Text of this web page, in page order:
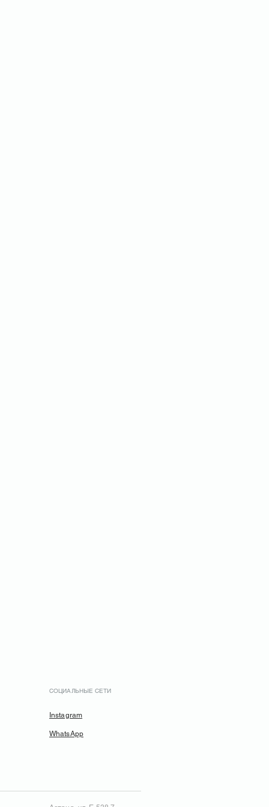
СОЦИАЛЬНЫЕ СЕТИ
Instagram
WhatsApp